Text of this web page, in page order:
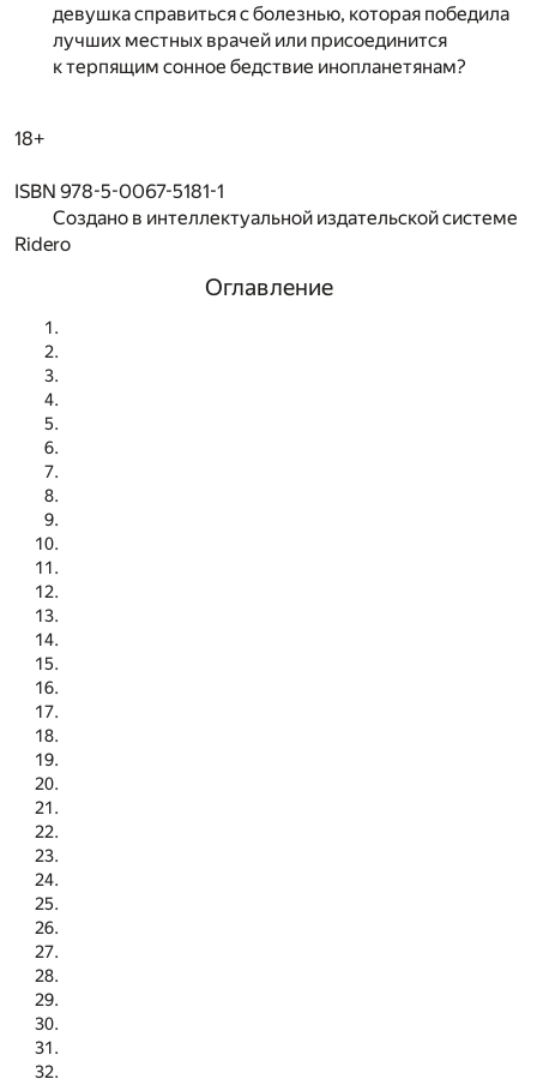
девушка справиться с болезнью, которая победила
лучших местных врачей или присоединится
к терпящим сонное бедствие инопланетянам?
18+
ISBN 978-5-0067-5181-1
Создано в интеллектуальной издательской системе
Ridero
Оглавление